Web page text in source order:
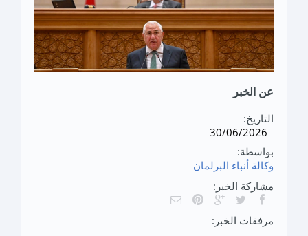
عن الخبر
التاريخ:
30/06/2026
بواسطة:
وكالة أنباء البرلمان
مشاركة الخبر:
مرفقات الخبر: